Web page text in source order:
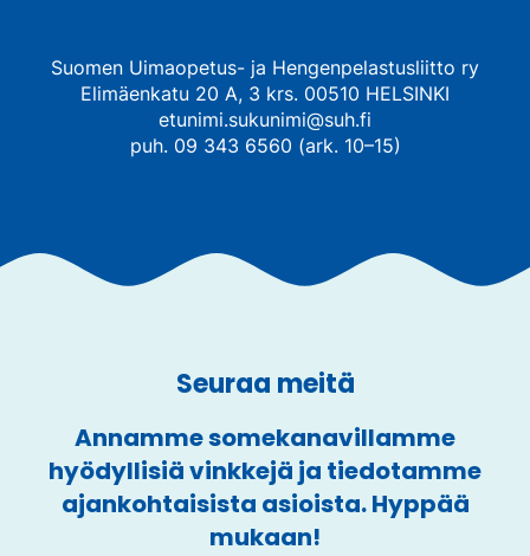
Suomen Uimaopetus- ja Hengenpelastusliitto ry
Elimäenkatu 20 A, 3 krs. 00510 HELSINKI
etunimi.sukunimi@suh.fi
puh. 09 343 6560 (ark. 10–15)
Seuraa meitä
Annamme somekanavillamme
hyödyllisiä vinkkejä ja tiedotamme
ajankohtaisista asioista. Hyppää
mukaan!